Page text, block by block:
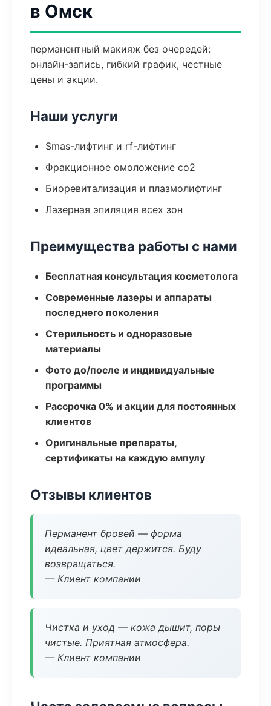
в Омск
перманентный макияж без очередей:
онлайн-запись, гибкий график, честные
цены и акции.
Наши услуги
Smas-лифтинг и rf-лифтинг
Фракционное омоложение co2
Биоревитализация и плазмолифтинг
Лазерная эпиляция всех зон
Преимущества работы с нами
Бесплатная консультация косметолога
Современные лазеры и аппараты
последнего поколения
Стерильность и одноразовые
материалы
Фото до/после и индивидуальные
программы
Рассрочка 0% и акции для постоянных
клиентов
Оригинальные препараты,
сертификаты на каждую ампулу
Отзывы клиентов
Перманент бровей — форма
идеальная, цвет держится. Буду
возвращаться.
— Клиент компании
Чистка и уход — кожа дышит, поры
чистые. Приятная атмосфера.
— Клиент компании